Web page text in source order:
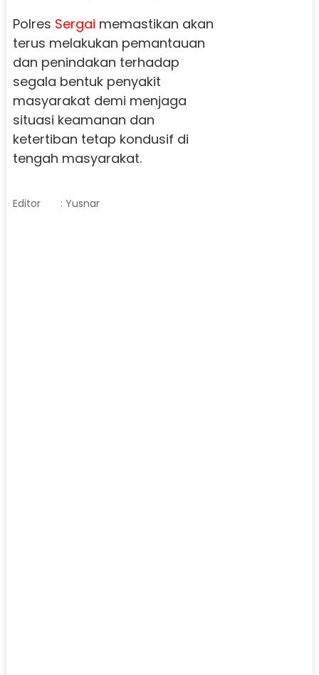
Polres Sergai memastikan akan
terus melakukan pemantauan
dan penindakan terhadap
segala bentuk penyakit
masyarakat demi menjaga
situasi keamanan dan
ketertiban tetap kondusif di
tengah masyarakat.
Editor : Yusnar